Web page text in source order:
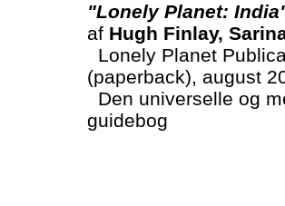
"Lonely Planet:
af Hugh Finlay,
Lonely Planet
(paperback), august
Den universelle og
guidebog